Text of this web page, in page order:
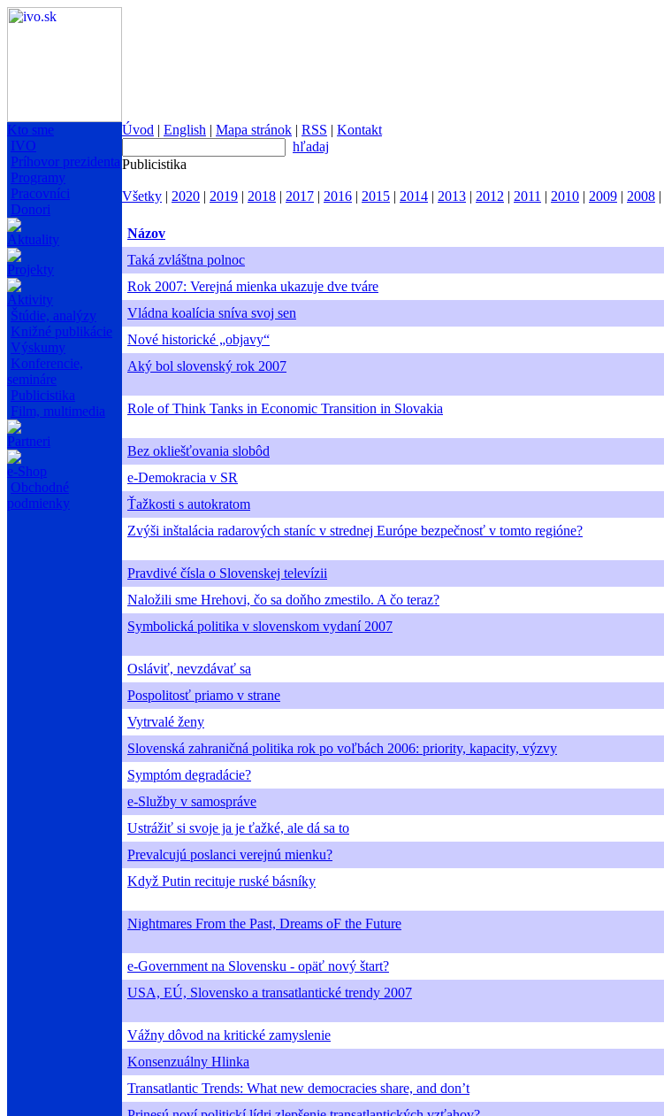
Kto sme
IVO
Príhovor prezidenta
Programy
Pracovníci
Donori
Aktuality
Projekty
Aktivity
Štúdie, analýzy
Knižné publikácie
Výskumy
Konferencie,
semináre
Publicistika
Film, multimedia
Partneri
e-Shop
Obchodné
podmienky
Úvod | English | Mapa stránok | RSS | Kontakt
hľadaj
Publicistika
Všetky | 2020 | 2019 | 2018 | 2017 | 2016 | 2015 | 2014 | 2013 | 2012 | 2011 | 2010 | 2009 | 2008 |
Názov
Taká zvláštna polnoc
Rok 2007: Verejná mienka ukazuje dve tváre
Vládna koalícia sníva svoj sen
Nové historické „objavy“
Aký bol slovenský rok 2007
Role of Think Tanks in Economic Transition in Slovakia
Bez okliešťovania slobôd
e-Demokracia v SR
Ťažkosti s autokratom
Zvýši inštalácia radarových staníc v strednej Európe bezpečnosť v tomto regióne?
Pravdivé čísla o Slovenskej televízii
Naložili sme Hrehovi, čo sa doňho zmestilo. A čo teraz?
Symbolická politika v slovenskom vydaní 2007
Osláviť, nevzdávať sa
Pospolitosť priamo v strane
Vytrvalé ženy
Slovenská zahraničná politika rok po voľbách 2006: priority, kapacity, výzvy
Symptóm degradácie?
e-Služby v samospráve
Ustrážiť si svoje ja je ťažké, ale dá sa to
Prevalcujú poslanci verejnú mienku?
Když Putin recituje ruské básníky
Nightmares From the Past, Dreams oF the Future
e-Government na Slovensku - opäť nový štart?
USA, EÚ, Slovensko a transatlantické trendy 2007
Vážny dôvod na kritické zamyslenie
Konsenzuálny Hlinka
Transatlantic Trends: What new democracies share, and don’t